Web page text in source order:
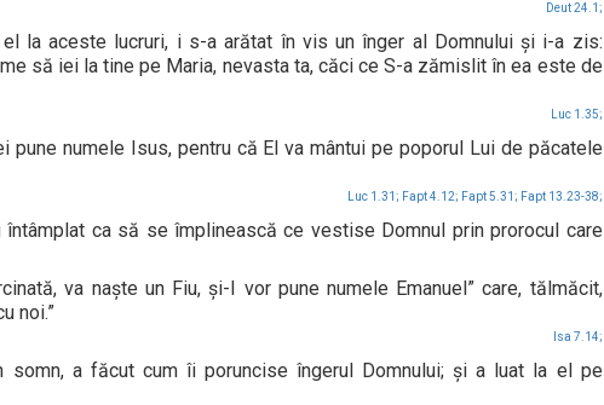
Deut 24.1;
el la aceste lucruri, i s-a arătat în vis un înger al Domnului şi i-a zis:
să iei la tine pe Maria, nevasta ta, căci ce S-a zămislit în ea este de
Luc 1.35;
pune numele Isus, pentru că El va mântui pe poporul Lui de păcatele
Luc 1.31; Fapt 4.12; Fapt 5.31; Fapt 13.23-38;
întâmplat ca să se împlinească ce vestise Domnul prin prorocul care
va naşte un Fiu, şi-I vor pune numele Emanuel” care, tălmăcit,
noi.”
Isa 7.14;
a făcut cum îi poruncise îngerul Domnului; şi a luat la el pe